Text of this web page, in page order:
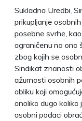
Sukladno Uredbi,
prikupljanje
posebne svrhe,
ograničenu na ono
zbog kojih se
Sindikat znanosti
ažurnosti osobnih
obliku koji
onoliko dugo koliko
osobni podaci